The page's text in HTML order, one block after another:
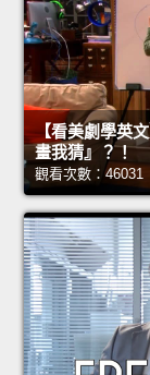
【看美劇學英
畫我猜』？！
觀看次數：46031